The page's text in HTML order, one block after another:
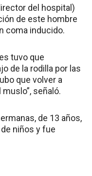
del hospital)
de este hombre
coma inducido.
tuvo que
de la rodilla por las
que volver a
señaló.
de 13 años,
niños y fue